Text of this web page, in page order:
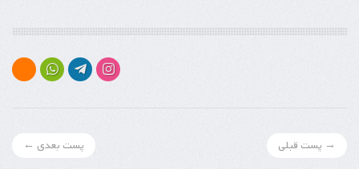
→ پست قبلی پست بعدی ←